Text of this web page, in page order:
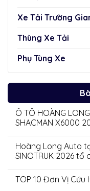
Xe Tải Trường
Thùng Xe Tải
Phụ Tùng Xe
Ô TÔ HOÀNG
SHACMAN X6000
Hoàng Long Auto
SINOTRUK 2026 tổ
TOP 10 Đơn Vị Cứu